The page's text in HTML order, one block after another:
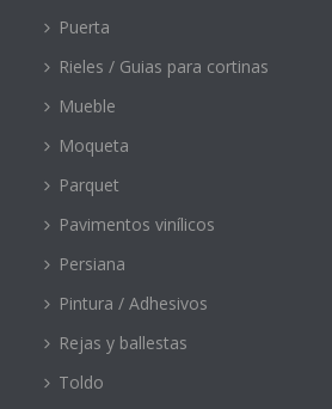
Puerta
Rieles / Guias para cortinas
Mueble
Moqueta
Parquet
Pavimentos vinílicos
Persiana
Pintura / Adhesivos
Rejas y ballestas
Toldo